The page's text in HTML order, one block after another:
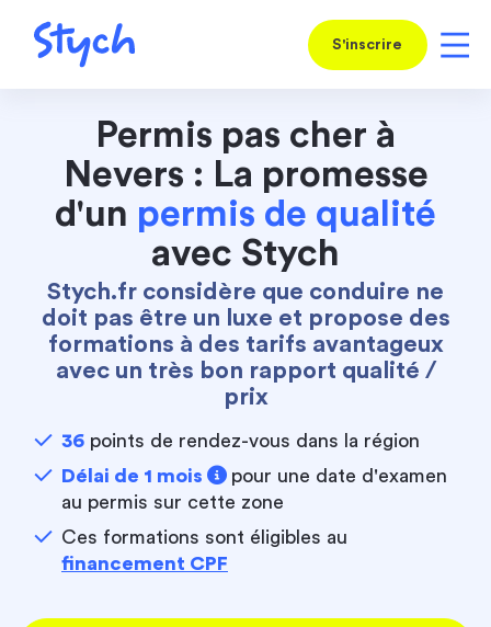
S'inscrire
Permis pas cher à
Nevers : La promesse
d'un permis de qualité
avec Stych
Stych.fr considère que conduire ne
doit pas être un luxe et propose des
formations à des tarifs avantageux
avec un très bon rapport qualité /
prix
36 points de rendez-vous dans la région
Délai de 1 mois
pour une date d'examen
au permis sur cette zone
Ces formations sont éligibles au
financement CPF